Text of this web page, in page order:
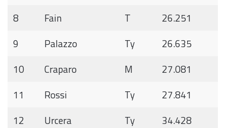
8
Fain T
26.251
9
Palazzo Ty
26.635
10
Craparo M
27.081
11
Rossi Ty
27.841
12
Urcera Ty
34.428